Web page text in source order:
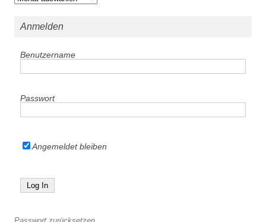
Anmelden
Benutzername
Passwort
Angemeldet bleiben